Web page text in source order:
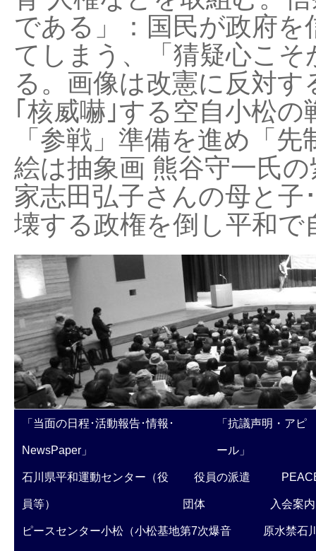
である」：国民が政府
てしまう、「猜疑心こ
る。画像は改憲に反対
｢核威嚇｣する空自小松
「参戦」準備を進め「
絵は抽象画 熊谷守一氏
家志田弘子さんの母と子
壊する政権を倒し平和
「当面の日程･活動報告･情報･
NewsPaper」
「抗議声明・アピ
ール」
石川県平和運動センター（役
員等）
役員の派遣
団体 入会案内
ピースセンター小松（小松基地第7次爆音 原水禁石